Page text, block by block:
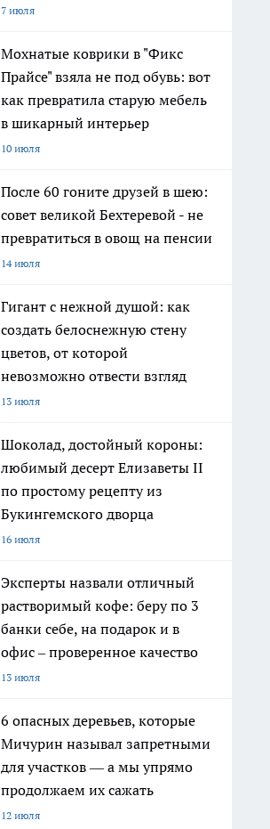
7 июля
Мохнатые коврики в "Фикс
Прайсе" взяла не под обувь: вот
как превратила старую мебель
в шикарный интерьер
10 июля
После 60 гоните друзей в шею:
совет великой Бехтеревой - не
превратиться в овощ на пенсии
14 июля
Гигант с нежной душой: как
создать белоснежную стену
цветов, от которой
невозможно отвести взгляд
13 июля
Шоколад, достойный короны:
любимый десерт Елизаветы II
по простому рецепту из
Букингемского дворца
16 июля
Эксперты назвали отличный
растворимый кофе: беру по 3
банки себе, на подарок и в
офис – проверенное качество
13 июля
6 опасных деревьев, которые
Мичурин называл запретными
для участков — а мы упрямо
продолжаем их сажать
12 июля